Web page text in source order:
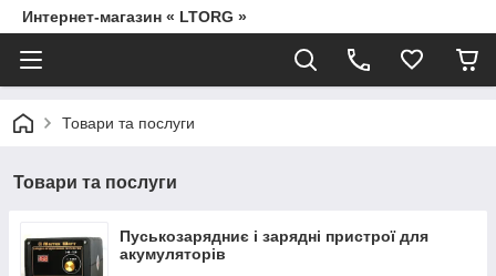
Интернет-магазин « LTORG »
Товари та послуги
Товари та послуги
Пуськозарядниє і зарядні пристрої для
акумуляторів